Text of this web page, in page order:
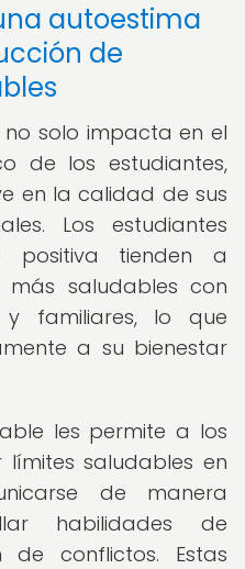
autoestima
de
solo impacta en el
de los estudiantes,
en la calidad de sus
Los estudiantes
positiva tienden a
más saludables con
y familiares, lo que
a su bienestar
les permite a los
límites saludables en
de manera
habilidades de
conflictos. Estas